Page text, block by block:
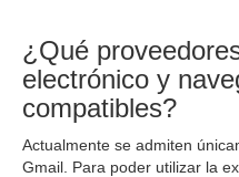
¿Qué
electrónico y
compatibles?
Actualmente se admiten
Gmail. Para poder utilizar la